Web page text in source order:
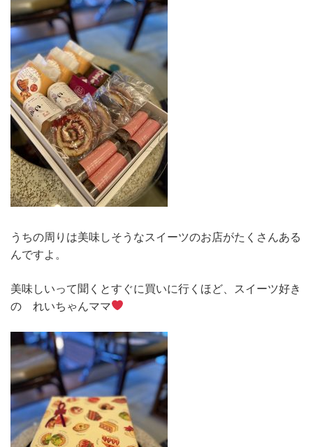
うちの周りは美味しそうなスイーツのお店がたくさんある
んですよ。
美味しいって聞くとすぐに買いに行くほど、スイーツ好き
の れいちゃんママ